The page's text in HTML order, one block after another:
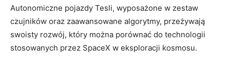
Autonomiczne pojazdy Tesli, wyposażone w zestaw
czujników oraz zaawansowane algorytmy, przeżywają
swoisty rozwój, który można porównać do technologii
stosowanych przez SpaceX w eksploracji kosmosu.